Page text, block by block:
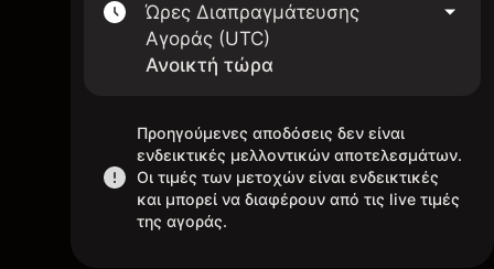
Ώρες Διαπραγμάτευσης
Αγοράς (UTC)
Ανοικτή τώρα
Προηγούμενες αποδόσεις δεν είναι
ενδεικτικές μελλοντικών αποτελεσμάτων.
Οι τιμές των μετοχών είναι ενδεικτικές
και μπορεί να διαφέρουν από τις live τιμές
της αγοράς.